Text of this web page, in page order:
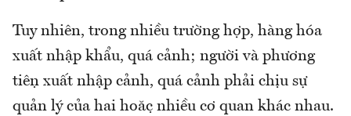
Tuy nhiên, trong nhiều trường hợp, hàng hóa
xuất nhập khẩu, quá cảnh; người và phương
tiện xuất nhập cảnh, quá cảnh phải chịu sự
quản lý của hai hoặc nhiều cơ quan khác nhau.